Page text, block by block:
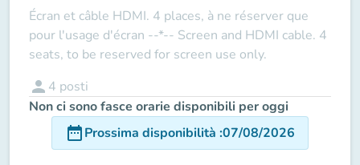
Écran et câble HDMI. 4 places, à ne réserver que
pour l'usage d'écran --*-- Screen and HDMI cable. 4
seats, to be reserved for screen use only.
person 4 posti
Non ci sono fasce orarie disponibili per oggi
date_rangeProssima disponibilità :07/08/2026